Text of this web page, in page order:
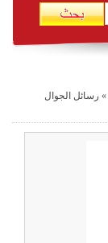
» رسائل الجوال